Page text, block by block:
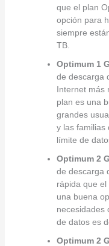
que el plan
opción para
siempre
TB.
Optimum 1
de descarga
Internet más
plan es una
grandes
y las familias
límite de
Optimum 2
de descarga
rápida que
una buena
necesidades
de datos es
Optimum 2